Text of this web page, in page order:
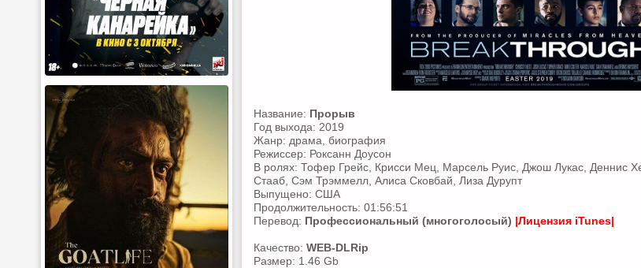
Название: Прорыв
Год выхода: 2019
Жанр: драма, биография
Режиссер: Роксанн Доусон
В ролях: Тофер Грейс, Крисси Мец, Марсель Руис, Джош Лукас, Деннис
Стааб, Сэм Трэммелл, Алиса Сковбай, Лиза Дурупт
Выпущено: США
Продолжительность: 01:56:51
Перевод: Профессиональный (многоголосый) |Лицензия iTunes|
Качество: WEB-DLRip
Размер: 1.46 Gb